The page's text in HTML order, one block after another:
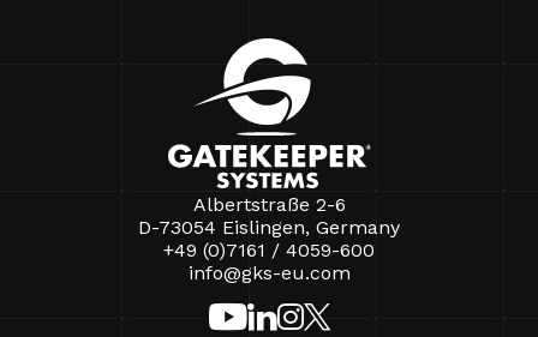
Albertstraße 2-6
D-73054 Eislingen, Germany
+49 (0)7161 / 4059-600
info@gks-eu.com